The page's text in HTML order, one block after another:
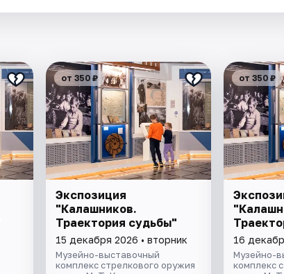
от 350 ₽
Экспозиция
"Калашников.
Траектория судьбы"
15 декабря 2026 • вторник
Музейно-выставочный
комплекс стрелкового оружия
от 350 ₽
16
Музейно-
комплекс